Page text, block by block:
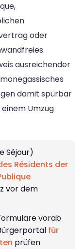
oder
ausreichender
damit spürbar
Umzug
Séjour)
Résidents der
vor dem
vorab
für
prüfen